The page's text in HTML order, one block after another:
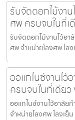
รับจัดดอกไม้งา
ศพ ครบจบในที่เ
รับจัดดอกไม้งานไว้อ
ศพ จำหน่ายโลงศพ โล
ออแกไนซ์งานไ
ครบจบในที่เดีย
ออแกไนซ์งานไว้อาลัย
จำหน่ายโลงศพ โลงเ